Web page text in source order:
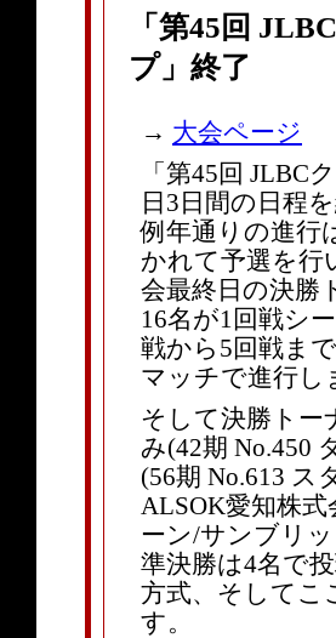
「第45回
プ」終了
→ 大会ページ
「第45回
日3日間の日程
例年通りの進行
かれて予選を行
会最終日の決勝
16名が1回戦シ
戦から5回戦ま
マッチで進行し
そして決勝トー
み(42期 No.450
(56期 No.613 ス
ALSOK愛知株式
ーン/サンブリ
準決勝は4名で
方式、そしてこ
す。